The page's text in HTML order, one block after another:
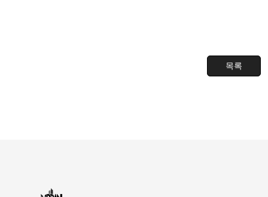
목록